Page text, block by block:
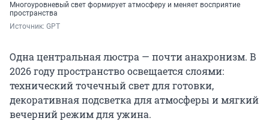
Многоуровневый свет формирует атмосферу и меняет восприятие
пространства
Источник: GPT
Одна центральная люстра — почти анахронизм. В
2026 году пространство освещается слоями:
технический точечный свет для готовки,
декоративная подсветка для атмосферы и мягкий
вечерний режим для ужина.